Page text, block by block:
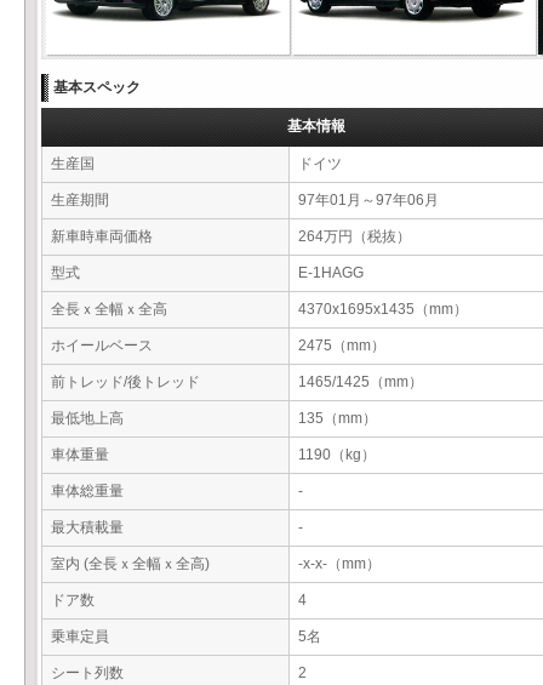
基本スペック
基本情報
生産国 ドイツ
生産期間 97年01月～97年06月
新車時車両価格 264万円（税抜）
型式 E-1HAGG
全長ｘ全幅ｘ全高 4370x1695x1435（mm）
ホイールベース 2475（mm）
前トレッド/後トレッド 1465/1425（mm）
最低地上高 135（mm）
車体重量 1190（kg）
車体総重量 -
最大積載量 -
室内 (全長ｘ全幅ｘ全高) -x-x-（mm）
ドア数 4
乗車定員 5名
シート列数 2